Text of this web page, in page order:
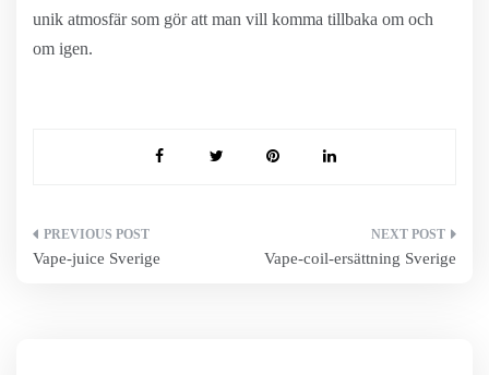
unik atmosfär som gör att man vill komma tillbaka om och
om igen.
Inläggsnavigering
Vape-juice Sverige Vape-coil-ersättning Sverige